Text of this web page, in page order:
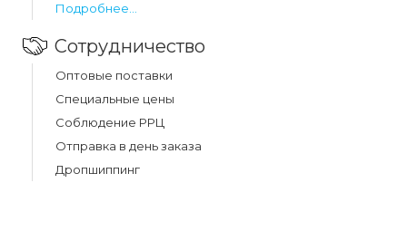
Подробнее...
Сотрудничество
Оптовые поставки
Специальные цены
Соблюдение РРЦ
Отправка в день заказа
Дропшиппинг